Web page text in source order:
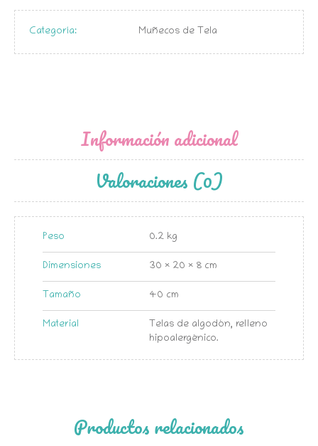
Categoría: Muñecos de Tela
Información adicional
Valoraciones (0)
Peso 0.2 kg
Dimensiones 30 × 20 × 8 cm
Tamaño 40 cm
Material
Telas de algodón, relleno
hipoalergénico.
Productos relacionados